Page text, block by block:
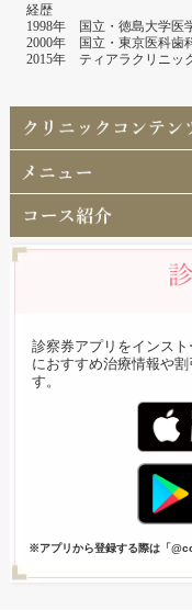
経歴
1998年 国立・徳島大学医
2000年 国立・東京医科歯
2015年 ティアラクリニッ
診察券アプリをインス
におすすめ治療情報や
す。
※アプリから登録する際は「